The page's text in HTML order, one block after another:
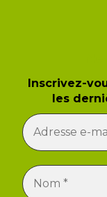
Inscrivez-
les